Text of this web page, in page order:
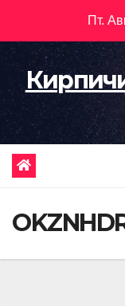
содержимому
Пт.